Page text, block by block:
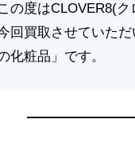
の度はCLOVER8(
回買取させていた
化粧品」です。